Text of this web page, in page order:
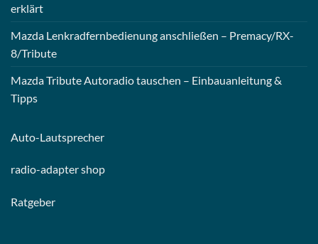
erklärt
Mazda Lenkradfernbedienung anschließen – Premacy/RX-
8/Tribute
Mazda Tribute Autoradio tauschen – Einbauanleitung &
Tipps
Auto-Lautsprecher
radio-adapter shop
Ratgeber